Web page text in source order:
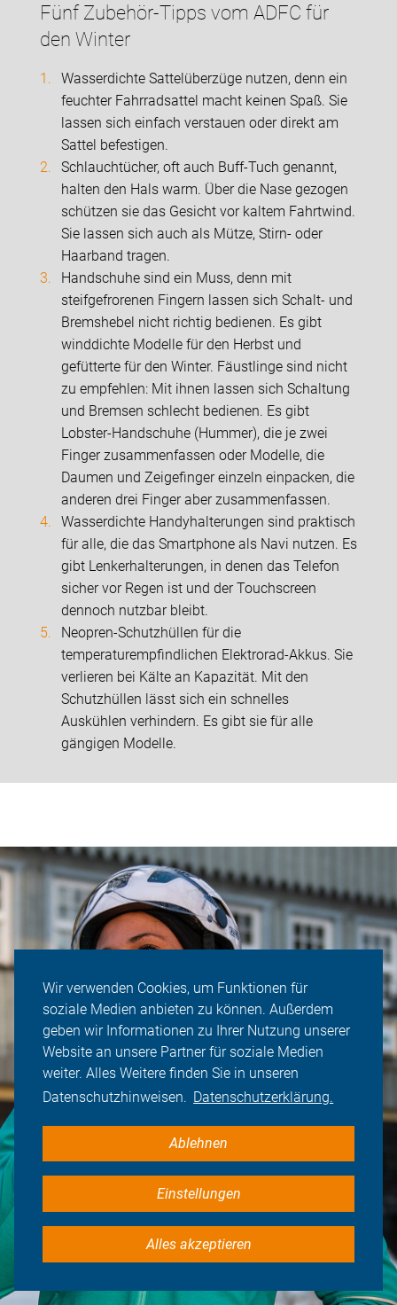
Wir verwenden Cookies, um Funktionen für
soziale Medien anbieten zu können. Außerdem
geben wir Informationen zu Ihrer Nutzung unserer
Website an unsere Partner für soziale Medien
weiter. Alles Weitere finden Sie in unseren
Datenschutzhinweisen. Datenschutzerklärung.
Ablehnen
Einstellungen
Alles akzeptieren
Fünf Zubehör-Tipps vom ADFC für
den Winter
Wasserdichte Sattelüberzüge nutzen, denn ein
feuchter Fahrradsattel macht keinen Spaß. Sie
lassen sich einfach verstauen oder direkt am
Sattel befestigen.
Schlauchtücher, oft auch Buff-Tuch genannt,
halten den Hals warm. Über die Nase gezogen
schützen sie das Gesicht vor kaltem Fahrtwind.
Sie lassen sich auch als Mütze, Stirn- oder
Haarband tragen.
Handschuhe sind ein Muss, denn mit
steifgefrorenen Fingern lassen sich Schalt- und
Bremshebel nicht richtig bedienen. Es gibt
winddichte Modelle für den Herbst und
gefütterte für den Winter. Fäustlinge sind nicht
zu empfehlen: Mit ihnen lassen sich Schaltung
und Bremsen schlecht bedienen. Es gibt
Lobster-Handschuhe (Hummer), die je zwei
Finger zusammenfassen oder Modelle, die
Daumen und Zeigefinger einzeln einpacken, die
anderen drei Finger aber zusammenfassen.
Wasserdichte Handyhalterungen sind praktisch
für alle, die das Smartphone als Navi nutzen. Es
gibt Lenkerhalterungen, in denen das Telefon
sicher vor Regen ist und der Touchscreen
dennoch nutzbar bleibt.
Neopren-Schutzhüllen für die
temperaturempfindlichen Elektrorad-Akkus. Sie
verlieren bei Kälte an Kapazität. Mit den
Schutzhüllen lässt sich ein schnelles
Auskühlen verhindern. Es gibt sie für alle
gängigen Modelle.